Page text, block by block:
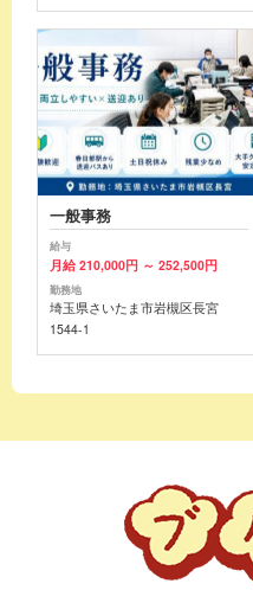
一般事務
給与
月給 210,000円 ～ 252,500円
勤務地
埼玉県さいたま市岩槻区長宮
1544-1